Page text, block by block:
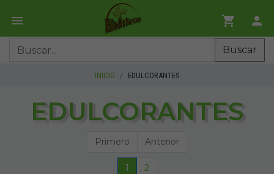
Buscar
INICIO EDULCORANTES
EDULCORANTES
Primero Anterior
1 2